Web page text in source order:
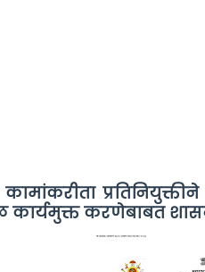
कार्यमुक्त करणेबाबत